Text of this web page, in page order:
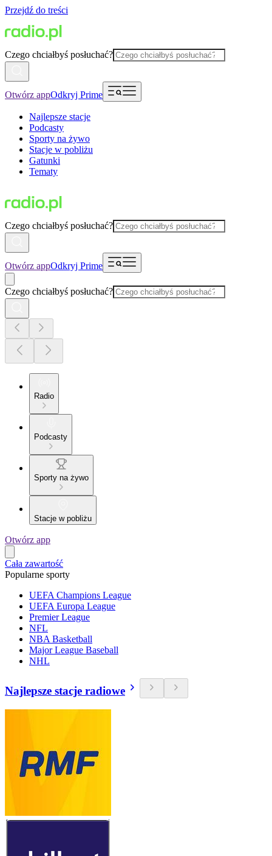
Przejdź do treści
Czego chciałbyś posłuchać?
Otwórz appOdkryj Prime
Najlepsze stacje
Podcasty
Sporty na żywo
Stacje w pobliżu
Gatunki
Tematy
Czego chciałbyś posłuchać?
Otwórz appOdkryj Prime
Czego chciałbyś posłuchać?
Radio
Podcasty
Sporty na żywo
Stacje w pobliżu
Otwórz app
Cała zawartość
Popularne sporty
UEFA Champions League
UEFA Europa League
Premier League
NFL
NBA Basketball
Major League Baseball
NHL
Najlepsze stacje radiowe